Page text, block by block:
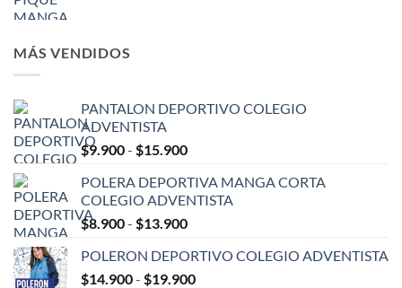
MÁS VENDIDOS
PANTALON DEPORTIVO COLEGIO
ADVENTISTA
$9.900- $15.900Rango
precios:
desde
$9.900
$15.900
POLERA DEPORTIVA MANGA CORTA
COLEGIO ADVENTISTA
$8.900- $13.900Rango
precios:
desde
POLERON DEPORTIVO COLEGIO ADVENTISTA
$14.900- $19.900Rango